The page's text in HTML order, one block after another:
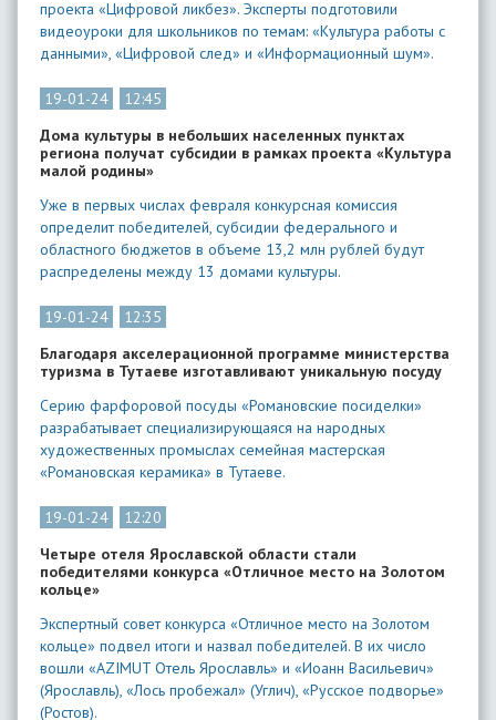
проекта «Цифровой ликбез». Эксперты подготовили
видеоуроки для школьников по темам: «Культура работы с
данными», «Цифровой след» и «Информационный шум».
19-01-24
12:45
Дома культуры в небольших населенных пунктах
региона получат субсидии в рамках проекта «Культура
малой родины»
Уже в первых числах февраля конкурсная комиссия
определит победителей, субсидии федерального и
областного бюджетов в объеме 13,2 млн рублей будут
распределены между 13 домами культуры.
19-01-24
12:35
Благодаря акселерационной программе министерства
туризма в Тутаеве изготавливают уникальную посуду
Серию фарфоровой посуды «Романовские посиделки»
разрабатывает специализирующаяся на народных
художественных промыслах семейная мастерская
«Романовская керамика» в Тутаеве.
19-01-24
12:20
Четыре отеля Ярославской области стали
победителями конкурса «Отличное место на Золотом
кольце»
​Экспертный совет конкурса «Отличное место на Золотом
кольце» подвел итоги и назвал победителей. В их число
вошли «AZIMUT Отель Ярославль» и «Иоанн Васильевич»
(Ярославль), «Лось пробежал» (Углич), «Русское подворье»
(Ростов).